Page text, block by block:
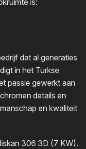
dat al generaties
in het Turkse
passie gewerkt aan
details en
en kwaliteit
306 3D (7 KW).